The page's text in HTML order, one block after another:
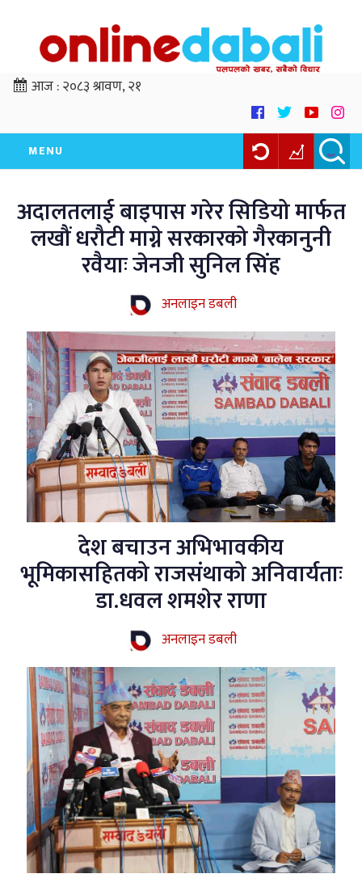
आज :२०८३ श्रावण, २१
MENU
अदालतलाई बाइपास गरेर सिडियो मार्फत
लखौं धरौटी माग्ने सरकारको गैरकानुनी
रवैयाः जेनजी सुनिल सिंह
अनलाइन डबली
देश बचाउन अभिभावकीय
भूमिकासहितको राजसंथाको अनिवार्यताः
डा.धवल शमशेर राणा
अनलाइन डबली